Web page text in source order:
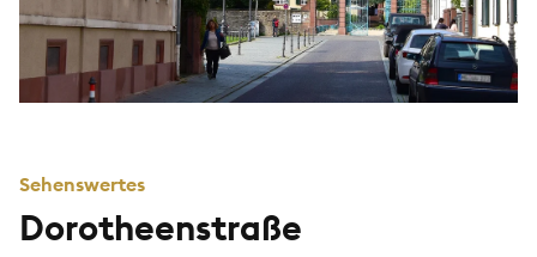
Sehenswertes
Dorotheenstraße